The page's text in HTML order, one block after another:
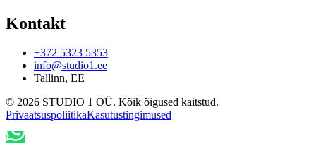
Kontakt
+372 5323 5353
info@studio1.ee
Tallinn, EE
© 2026 STUDIO 1 OÜ. Kõik õigused kaitstud.
PrivaatsuspoliitikaKasutustingimused